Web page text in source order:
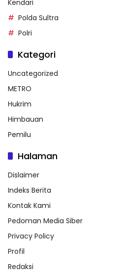
Kendari
Polda Sultra
Polri
Kategori
Uncategorized
METRO
Hukrim
Himbauan
Pemilu
Halaman
Dislaimer
Indeks Berita
Kontak Kami
Pedoman Media Siber
Privacy Policy
Profil
Redaksi